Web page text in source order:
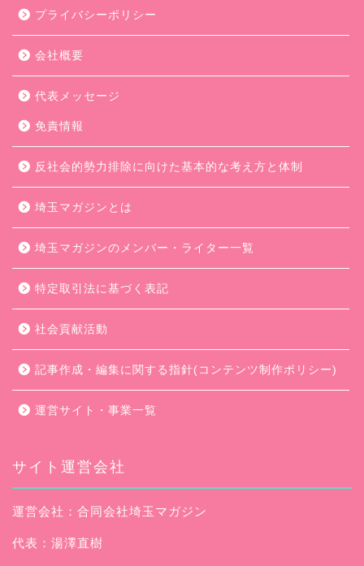
プライバシーポリシー
会社概要
代表メッセージ
免責情報
反社会的勢力排除に向けた基本的な考え方と体制
埼玉マガジンとは
埼玉マガジンのメンバー・ライター一覧
特定取引法に基づく表記
社会貢献活動
記事作成・編集に関する指針(コンテンツ制作ポリシー)
運営サイト・事業一覧
サイト運営会社
運営会社：合同会社埼玉マガジン
代表：湯澤直樹